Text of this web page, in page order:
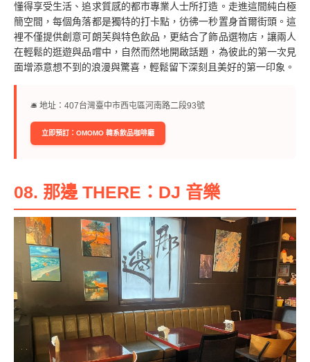
懂得享受生活、追求質感的都市專業人士所打造。走進這間純白極
簡空間，每個角落都是獨特的打卡點，彷彿一秒置身首爾街頭。這
裡不僅提供創意可朗芙與特色飲品，更結合了飾品選物店，讓兩人
在輕鬆的逛遊與品嚐中，自然而然地開啟話題，為彼此的第一次見
面增添意想不到的浪漫與驚喜，輕鬆留下深刻且美好的第一印象。
🛎︎ 地址：407台灣臺中市西屯區河南路二段93號
立即預訂：OMOMO 韓系飲品咖啡廳
08. 那邊 THERE：DJ 音樂